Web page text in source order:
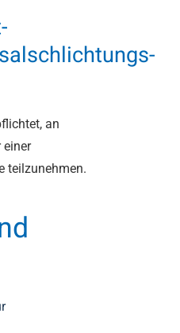
an
einer
teilzunehmen.